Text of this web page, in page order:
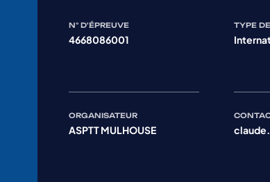
N° D'ÉPREUVE
4668086001
TYPE
ORGANISATEUR
ASPTT MULHOUSE